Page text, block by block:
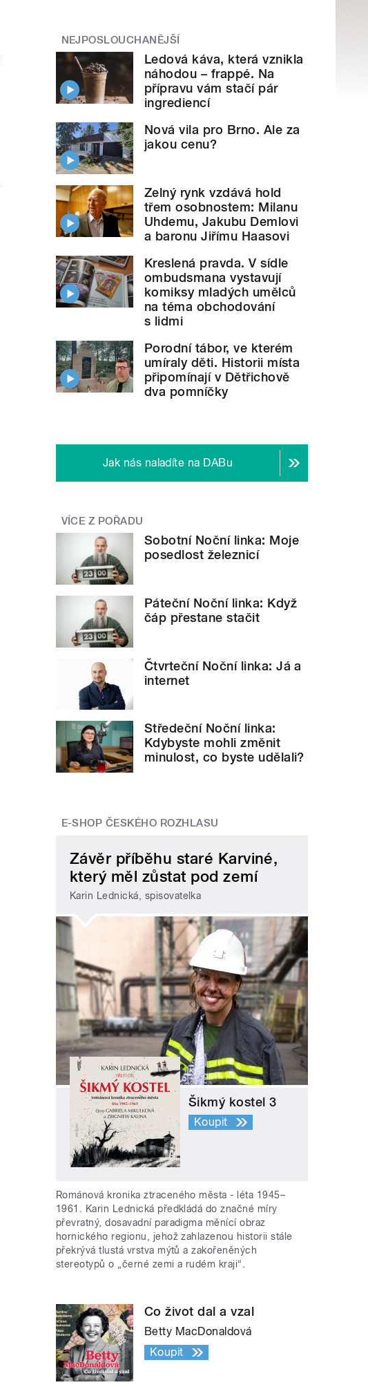
NEJPOSLOUCHANĚJŠÍ
Ledová káva, která vznikla
náhodou – frappé. Na
přípravu vám stačí pár
ingrediencí
Nová vila pro Brno. Ale za
jakou cenu?
Zelný rynk vzdává hold
třem osobnostem: Milanu
Uhdemu, Jakubu Demlovi
a baronu Jiřímu Haasovi
Kreslená pravda. V sídle
ombudsmana vystavují
komiksy mladých umělců
na téma obchodování
s lidmi
Porodní tábor, ve kterém
umíraly děti. Historii místa
připomínají v Dětřichově
dva pomníčky
Jak nás naladíte na DABu
VÍCE Z POŘADU
Sobotní Noční linka: Moje
posedlost železnicí
Páteční Noční linka: Když
čáp přestane stačit
Čtvrteční Noční linka: Já a
internet
Středeční Noční linka:
Kdybyste mohli změnit
minulost, co byste udělali?
E-SHOP ČESKÉHO ROZHLASU
Závěr příběhu staré Karviné,
který měl zůstat pod zemí
Karin Lednická, spisovatelka
Šikmý kostel 3
Koupit
Románová kronika ztraceného města - léta 1945–
1961. Karin Lednická předkládá do značné míry
převratný, dosavadní paradigma měnící obraz
hornického regionu, jehož zahlazenou historii stále
překrývá tlustá vrstva mýtů a zakořeněných
stereotypů o „černé zemi a rudém kraji“.
Co život dal a vzal
Betty MacDonaldová
Koupit